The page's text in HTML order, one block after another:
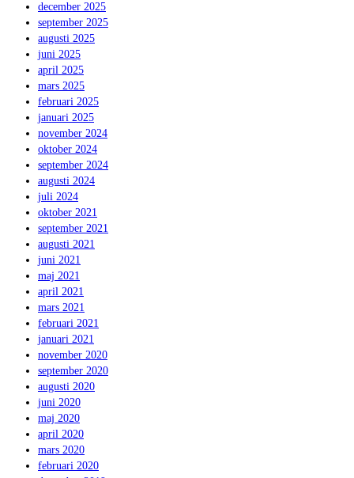
december 2025
september 2025
augusti 2025
juni 2025
april 2025
mars 2025
februari 2025
januari 2025
november 2024
oktober 2024
september 2024
augusti 2024
juli 2024
oktober 2021
september 2021
augusti 2021
juni 2021
maj 2021
april 2021
mars 2021
februari 2021
januari 2021
november 2020
september 2020
augusti 2020
juni 2020
maj 2020
april 2020
mars 2020
februari 2020